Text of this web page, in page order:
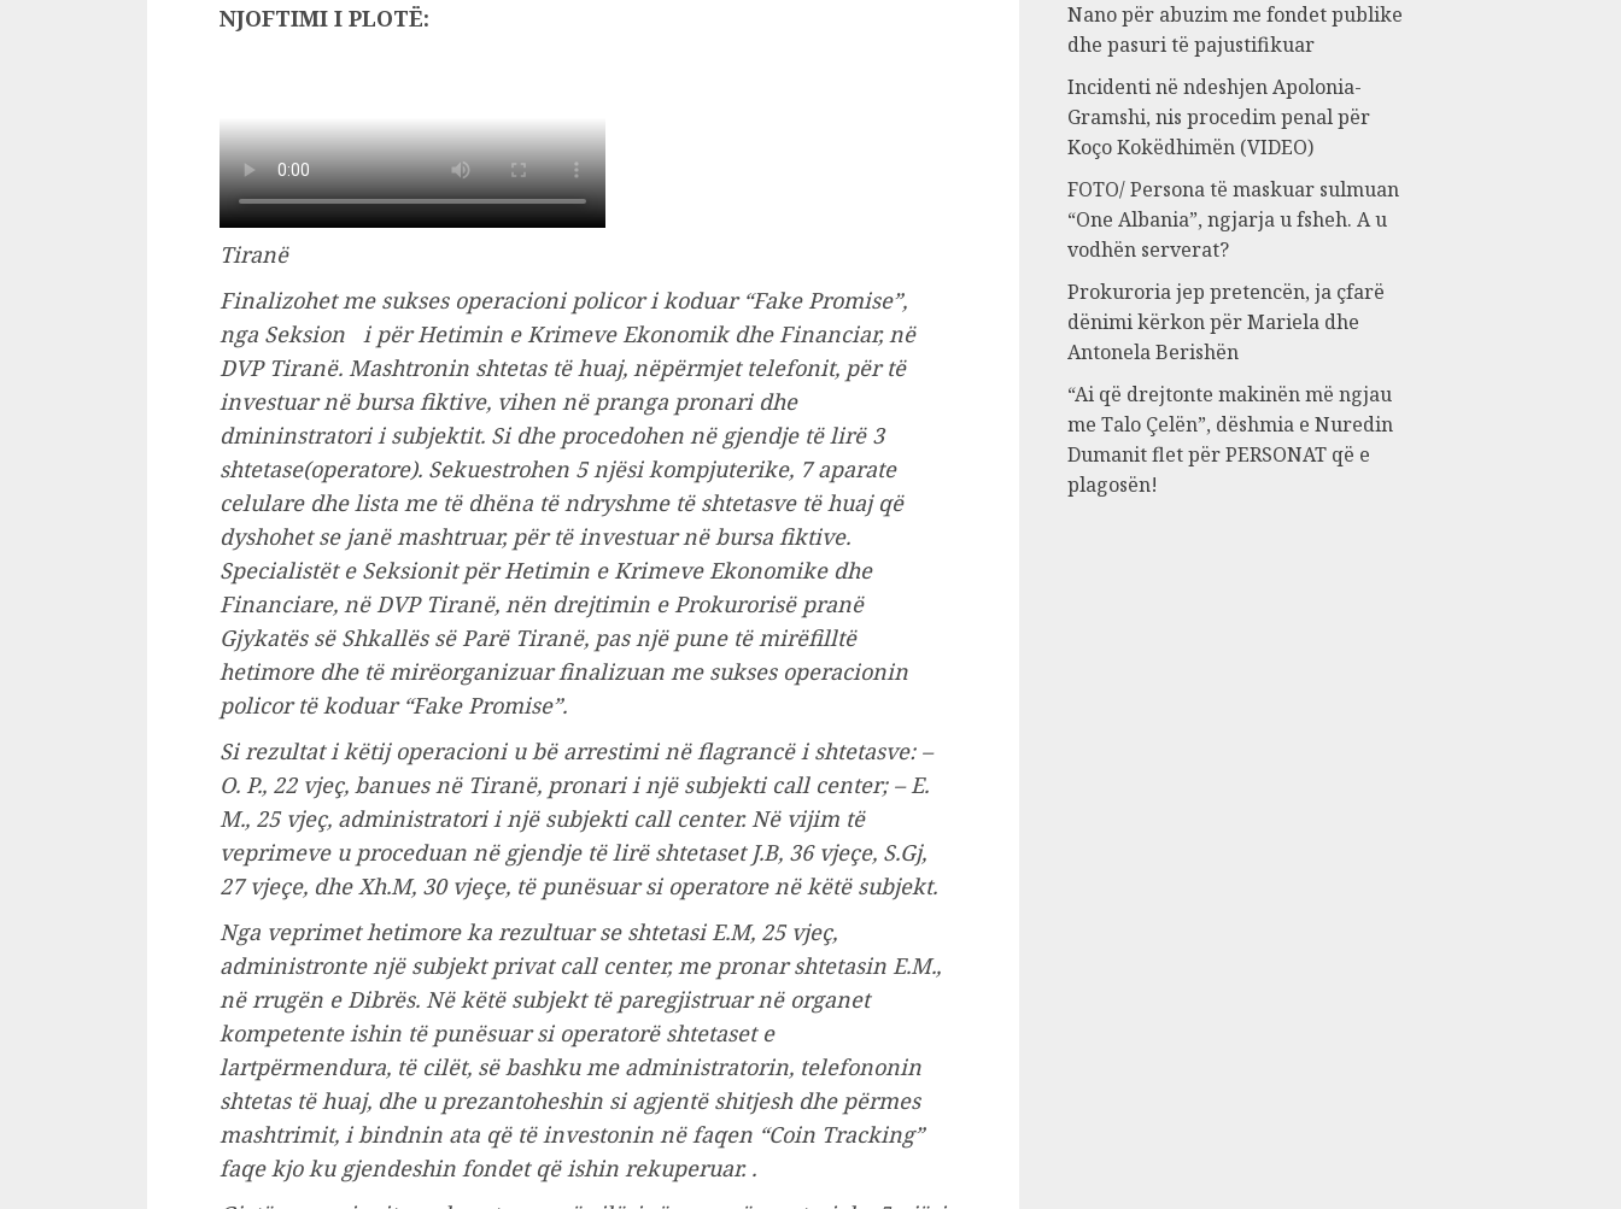
NJOFTIMI I PLOTË:
Tiranë
Finalizohet me sukses operacioni policor i koduar “Fake Promise”,
nga Seksion i për Hetimin e Krimeve Ekonomik dhe Financiar, në
DVP Tiranë. Mashtronin shtetas të huaj, nëpërmjet telefonit, për të
investuar në bursa fiktive, vihen në pranga pronari dhe
dmininstratori i subjektit. Si dhe procedohen në gjendje të lirë 3
shtetase(operatore). Sekuestrohen 5 njësi kompjuterike, 7 aparate
celulare dhe lista me të dhëna të ndryshme të shtetasve të huaj që
dyshohet se janë mashtruar, për të investuar në bursa fiktive.
Specialistët e Seksionit për Hetimin e Krimeve Ekonomike dhe
Financiare, në DVP Tiranë, nën drejtimin e Prokurorisë pranë
Gjykatës së Shkallës së Parë Tiranë, pas një pune të mirëfilltë
hetimore dhe të mirëorganizuar finalizuan me sukses operacionin
policor të koduar “Fake Promise”.
Si rezultat i këtij operacioni u bë arrestimi në flagrancë i shtetasve: –
O. P., 22 vjeç, banues në Tiranë, pronari i një subjekti call center; – E.
M., 25 vjeç, administratori i një subjekti call center. Në vijim të
veprimeve u proceduan në gjendje të lirë shtetaset J.B, 36 vjeçe, S.Gj,
27 vjeçe, dhe Xh.M, 30 vjeçe, të punësuar si operatore në këtë subjekt.
Nga veprimet hetimore ka rezultuar se shtetasi E.M, 25 vjeç,
administronte një subjekt privat call center, me pronar shtetasin E.M.,
në rrugën e Dibrës. Në këtë subjekt të paregjistruar në organet
kompetente ishin të punësuar si operatorë shtetaset e
lartpërmendura, të cilët, së bashku me administratorin, telefononin
shtetas të huaj, dhe u prezantoheshin si agjentë shitjesh dhe përmes
mashtrimit, i bindnin ata që të investonin në faqen “Coin Tracking”
faqe kjo ku gjendeshin fondet që ishin rekuperuar. .
Nano për abuzim me fondet publike
dhe pasuri të pajustifikuar
Incidenti në ndeshjen Apolonia-
Gramshi, nis procedim penal për
Koço Kokëdhimën (VIDEO)
FOTO/ Persona të maskuar sulmuan
“One Albania”, ngjarja u fsheh. A u
vodhën serverat?
Prokuroria jep pretencën, ja çfarë
dënimi kërkon për Mariela dhe
Antonela Berishën
“Ai që drejtonte makinën më ngjau
me Talo Çelën”, dëshmia e Nuredin
Dumanit flet për PERSONAT që e
plagosën!